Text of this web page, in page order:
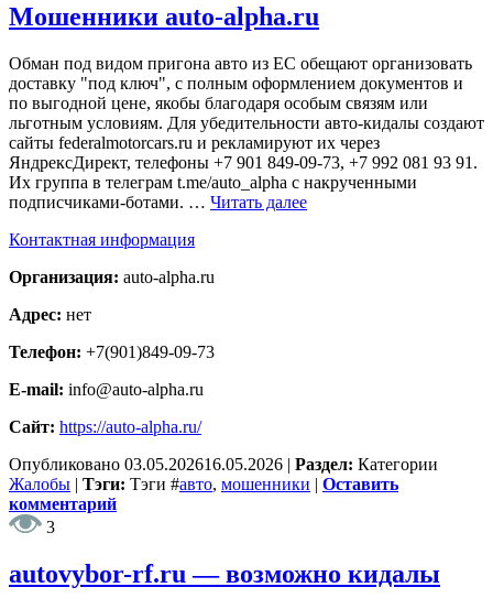
Мошенники auto-alpha.ru
Обман под видом пригона авто из ЕС обещают организовать
доставку "под ключ", с полным оформлением документов и
по выгодной цене, якобы благодаря особым связям или
льготным условиям. Для убедительности авто-кидалы создают
сайты federalmotorcars.ru и рекламируют их через
ЯндрексДирект, телефоны +7 901 849-09-73, +7 992 081 93 91.
Их группа в телеграм t.me/auto_alpha с накрученными
подписчиками-ботами. … Читать далее
Контактная информация
Организация: auto-alpha.ru
Адрес: нет
Телефон: +7(901)849-09-73
E-mail: info@auto-alpha.ru
Сайт: https://auto-alpha.ru/
Опубликовано 03.05.202616.05.2026 | Раздел: Категории
Жалобы | Тэги: Тэги #авто, мошенники | Оставить
комментарий
3
autovybor-rf.ru — возможно кидалы